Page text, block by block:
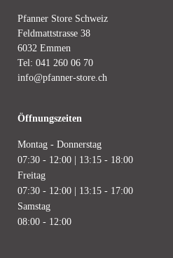
Pfanner Store Schweiz
Feldmattstrasse 38
6032 Emmen
Tel: 041 260 06 70
info@pfanner-store.ch
Öffnungszeiten
Montag - Donnerstag
07:30 - 12:00 | 13:15 - 18:00
Freitag
07:30 - 12:00 | 13:15 - 17:00
Samstag
08:00 - 12:00